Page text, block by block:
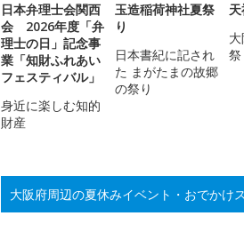
日本弁理士会関西
会 2026年度「弁
理士の日」記念事
業「知財ふれあい
フェスティバル」
身近に楽しむ知的
財産
玉造稲荷神社夏祭
り
日本書紀に記され
た まがたまの故郷
の祭り
祭
大阪府周辺の夏休みイベント・おでかけ